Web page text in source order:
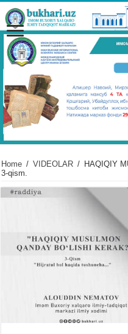
Home / VIDЕOLAR / HAQIQIY
3-qism.